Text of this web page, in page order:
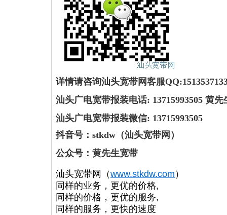
详情请咨询汕头宽带网客服
汕头广电宽带报装电话: 13715993505 黄先
汕头广电宽带报装微信: 13715993505
抖音号： stkdw（汕头宽带网）
公众号：黄先生宽带
汕头宽带网（www.stkdw.com ）
同样的业务，更优的价格,
同样的价格，更优的服务,
同样的服务，更快的速度